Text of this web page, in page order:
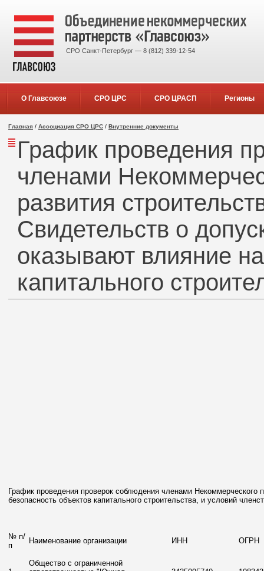
СРО Санкт-Петербург — 8 (812) 339-12-54
О Главсоюзе СРО ЦРС СРО ЦРАСП Регионы
Главная / Ассоциация СРО ЦРС / Внутренние документы
График проведения
членами
развития
Свидетельств о
оказывают влияние
капитального
График проведения проверок соблюдения членами Некоммерческого
безопасность объектов капитального строительства, и условий
№ п/
п
Наименование организации ИНН ОГРН
Общество с ограниченной